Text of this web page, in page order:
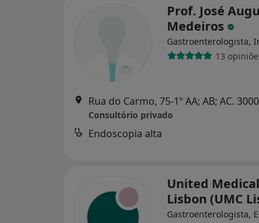
Prof. José
Medeiros
Gastroenterologista,
13
Consultório privado
Endoscopia alta
United
Lisbon (UMC
Gastroenterologista,